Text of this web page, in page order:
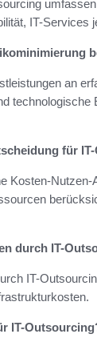
IT-Services
an
für
Kosten-
durch IT-
IT-
IT-